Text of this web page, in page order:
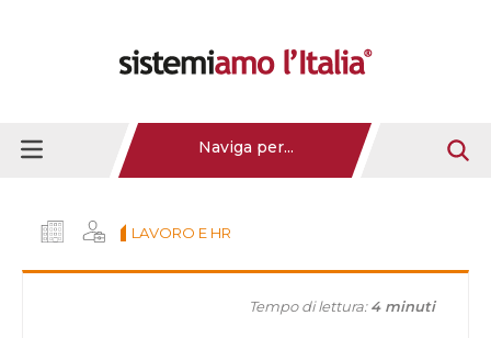
Naviga per...
LAVORO E HR
Tempo di lettura:4 minuti